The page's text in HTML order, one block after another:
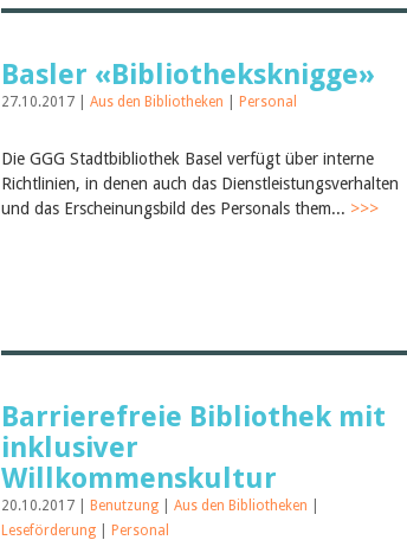
Basler «Bibliotheksknigge»
27.10.2017 | Aus den Bibliotheken Personal
Die GGG Stadtbibliothek Basel verfügt über interne
Richtlinien, in denen auch das Dienstleistungsverhalten
und das Erscheinungsbild des Personals them... >>>
Barrierefreie Bibliothek mit
inklusiver
Willkommenskultur
20.10.2017 | Benutzung Aus den Bibliotheken
Leseförderung
Personal